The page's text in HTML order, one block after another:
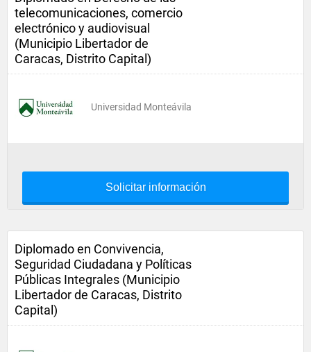
telecomunicaciones, comercio
electrónico y audiovisual
(Municipio Libertador de
Caracas, Distrito Capital)
Universidad Monteávila
Solicitar información
Diplomado en Convivencia,
Seguridad Ciudadana y Políticas
Públicas Integrales (Municipio
Libertador de Caracas, Distrito
Capital)